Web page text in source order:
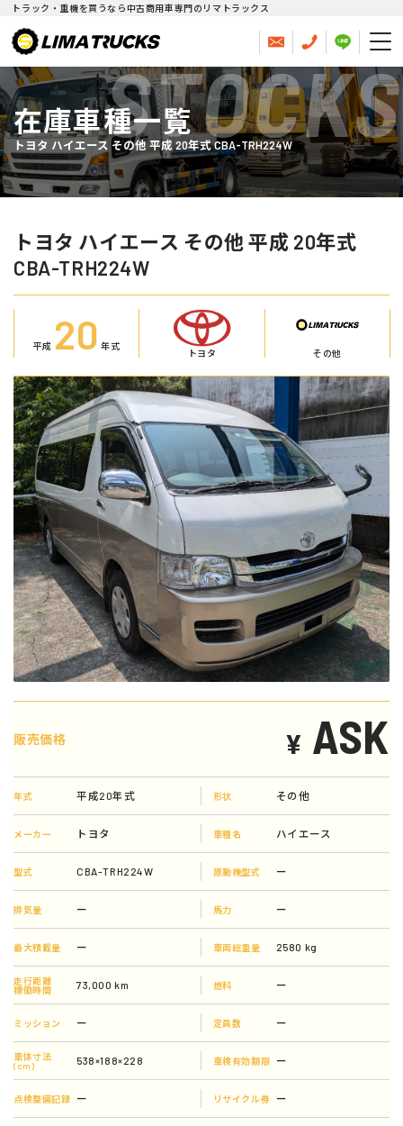
トラック・重機を買うなら中古商用車専門のリマトラックス
在庫車種一覧
トヨタ ハイエース その他 平成 20年式 CBA-TRH224W
STOCKS
トヨタ ハイエース その他 平成 20年式
CBA-TRH224W
平成 20 年式
トヨタ その他
販売価格 ¥ ASK
年式 平成20年式 形状 その他
メーカー トヨタ 車種名 ハイエース
型式 CBA-TRH224W 原動機型式 ー
排気量 ー 馬力 ー
最大積載量 ー 車両総重量 2580 kg
走行距離
稼働時間
73,000 km 燃料 ー
ミッション ー 定員数 ー
車体寸法
(cm)
538×188×228 車検有効期限 ー
点検整備記録 ー リサイクル券 ー